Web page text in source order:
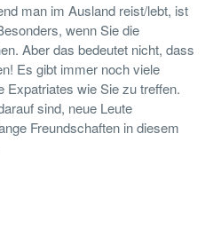
man im Ausland reist/lebt, ist
wenn Sie die
Aber das bedeutet nicht, dass
Es gibt immer noch viele
Expatriates wie Sie zu treffen.
sind, neue Leute
Freundschaften in diesem